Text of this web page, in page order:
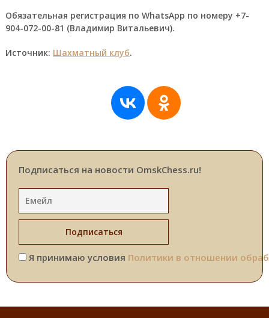
Обязательная регистрация по WhatsApp по номеру +7-
904-072-00-81 (Владимир Витальевич).
Источник: Шахматный клуб.
Подписаться на новости OmskChess.ru!
Я принимаю условия Политики в отношении